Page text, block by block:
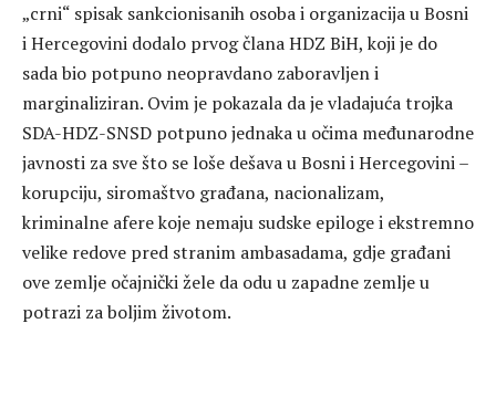
„crni“ spisak sankcionisanih osoba i organizacija u Bosni
i Hercegovini dodalo prvog člana HDZ BiH, koji je do
sada bio potpuno neopravdano zaboravljen i
marginaliziran. Ovim je pokazala da je vladajuća trojka
SDA-HDZ-SNSD potpuno jednaka u očima međunarodne
javnosti za sve što se loše dešava u Bosni i Hercegovini –
korupciju, siromaštvo građana, nacionalizam,
kriminalne afere koje nemaju sudske epiloge i ekstremno
velike redove pred stranim ambasadama, gdje građani
ove zemlje očajnički žele da odu u zapadne zemlje u
potrazi za boljim životom.